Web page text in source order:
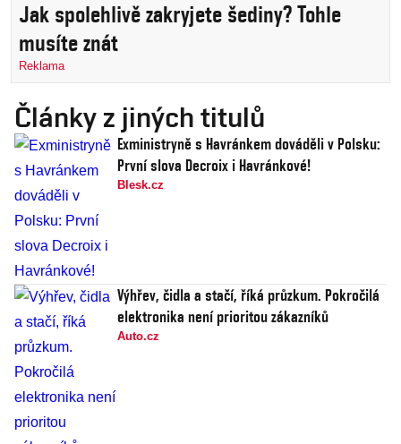
Jak spolehlivě zakryjete šediny? Tohle
musíte znát
Reklama
Články z jiných titulů
Exministryně s Havránkem dováděli v Polsku:
První slova Decroix i Havránkové!
Blesk.cz
Výhřev, čidla a stačí, říká průzkum. Pokročilá
elektronika není prioritou zákazníků
Auto.cz